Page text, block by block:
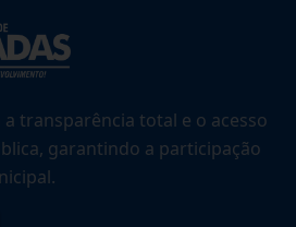
transparência total e o acesso
garantindo a participação